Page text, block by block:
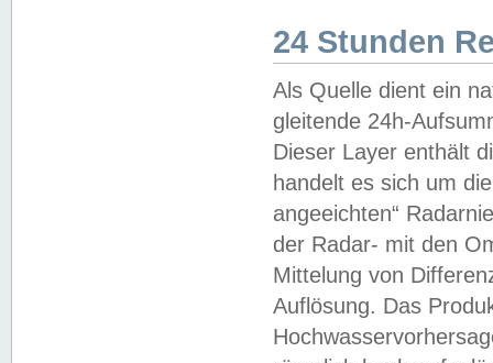
24 Stunden
Als Quelle dient ein
gleitende 24h-
Dieser Layer enthält
handelt es sich um
angeeichten“
der Radar- mit den
Mittelung von
Auflösung. Das